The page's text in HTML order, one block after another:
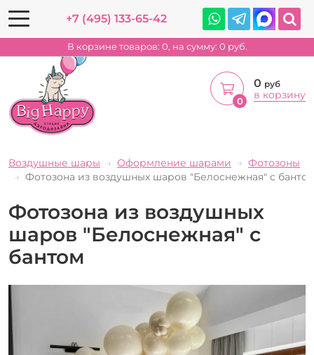
+7 (495) 133-65-42
В корзине товаров: 0, на сумму: 0 руб.
0
0 руб
в корзину
Воздушные шары Оформление шарами
Фотозоны
Фотозона из воздушных шаров "Белоснежная" с
Фотозона из воздушных
шаров "Белоснежная" с
бантом